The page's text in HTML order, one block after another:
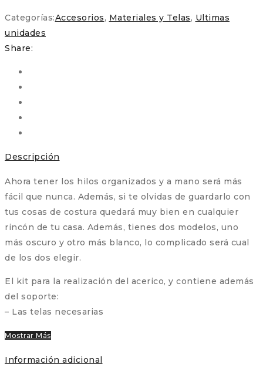
Categorías:Accesorios, Materiales y Telas, Ultimas
unidades
Share:
Descripción
Ahora tener los hilos organizados y a mano será más
fácil que nunca. Además, si te olvidas de guardarlo con
tus cosas de costura quedará muy bien en cualquier
rincón de tu casa. Además, tienes dos modelos, uno
más oscuro y otro más blanco, lo complicado será cual
de los dos elegir.
El kit para la realización del acerico, y contiene además
del soporte:
– Las telas necesarias
Mostrar Más
Información adicional